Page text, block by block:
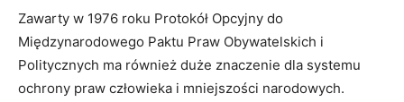
Zawarty w 1976 roku Protokół Opcyjny do
Międzynarodowego Paktu Praw Obywatelskich i
Politycznych ma również duże znaczenie dla systemu
ochrony praw człowieka i mniejszości narodowych.